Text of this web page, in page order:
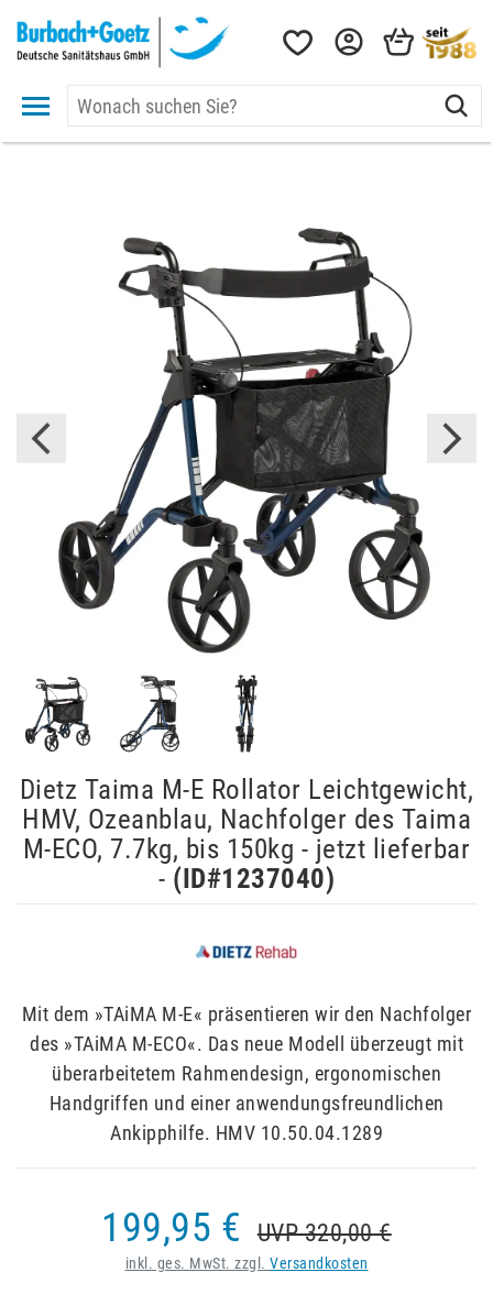
Dietz Taima M-E Rollator Leichtgewicht,
HMV, Ozeanblau, Nachfolger des Taima
M-ECO, 7.7kg, bis 150kg - jetzt lieferbar
- (ID#1237040)
Mit dem »TAiMA M-E« präsentieren wir den Nachfolger
des »TAiMA M-ECO«. Das neue Modell überzeugt mit
überarbeitetem Rahmendesign, ergonomischen
Handgriffen und einer anwendungsfreundlichen
Ankipphilfe. HMV 10.50.04.1289
199,95 € UVP 320,00 €
inkl. ges. MwSt. zzgl. Versandkosten